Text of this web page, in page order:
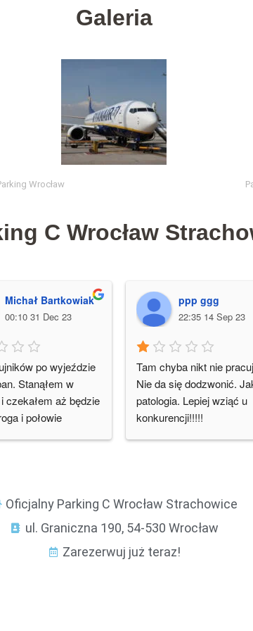
Galeria
Wrocław
C Wrocław
Michał Bartkowiak
00:10 31 Dec 23
po wyjeździe
Stanąłem w
czekałem aż będzie
i połowie
ppp ggg
22:35 14 Sep 23
Tam chyba nikt nie
Nie da się dodzwonić.
patologia. Lepiej wziąć u
konkurencji!!!!!
Oficjalny Parking C Wrocław Strachowice
ul. Graniczna 190, 54-530 Wrocław
Zarezerwuj już teraz!